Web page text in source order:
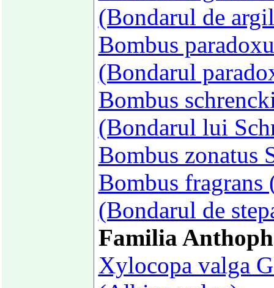
(Bondarul de
Bombus
(Bondarul
Bombus
(Bondarul lui
Bombus zonatus
Bombus fragrans
(Bondarul de
Familia
Xylocopa valga